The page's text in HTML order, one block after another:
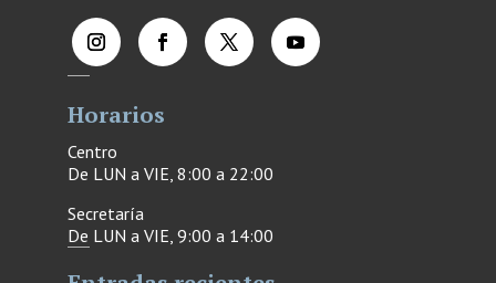
Horarios
Centro
De LUN a VIE, 8:00 a 22:00
Secretaría
De LUN a VIE, 9:00 a 14:00